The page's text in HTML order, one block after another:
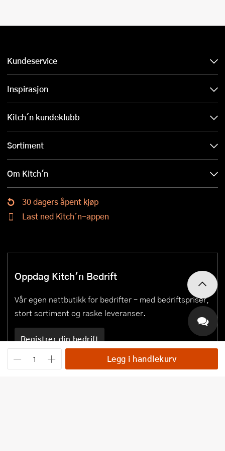
Legg i handlekurv
Kundeservice
Inspirasjon
Kitch´n kundeklubb
Sortiment
Om Kitch'n
30 dagers åpent kjøp
Last ned Kitch´n-appen
Oppdag Kitch'n Bedrift
Vår egen nettbutikk for bedrifter – med bedriftspriser,
stort sortiment og raske leveranser.
Registrer din bedrift